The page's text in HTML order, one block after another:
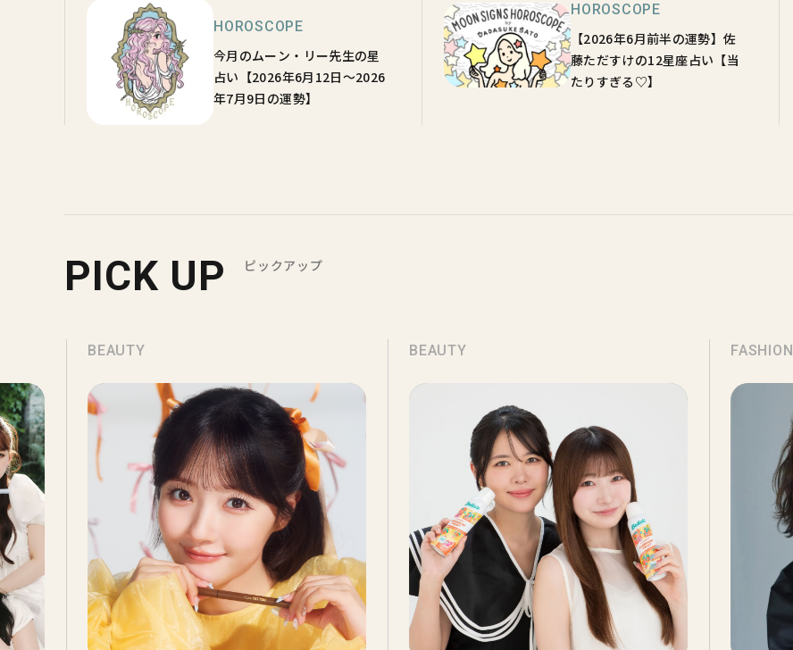
HOROSCOPE
今月のムーン・リー先生の星
占い【2026年6月12日～2026
年7月9日の運勢】
HOROSCOPE
【2026年6月前半の運勢】佐
藤ただすけの12星座占い【当
たりすぎる♡】
PICK UP ピックアップ
BEAUTY BEAUTY FASHION